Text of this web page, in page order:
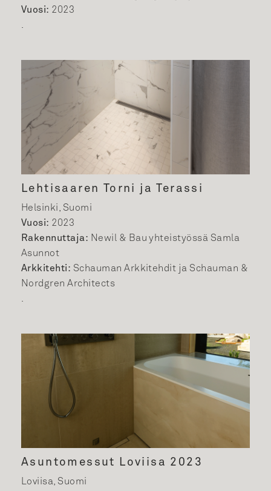
Vuosi: 2023
Lehtisaaren Torni ja Terassi
Helsinki, Suomi
Vuosi: 2023
Rakennuttaja: Newil & Bau yhteistyössä Samla
Asunnot
Arkkitehti: Schauman Arkkitehdit ja Schauman &
Nordgren Architects
Asuntomessut Loviisa 2023
Loviisa, Suomi